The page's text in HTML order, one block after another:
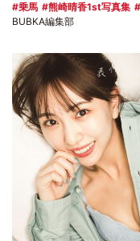
乗馬
熊崎晴香1st写真集
BUBKA編集部